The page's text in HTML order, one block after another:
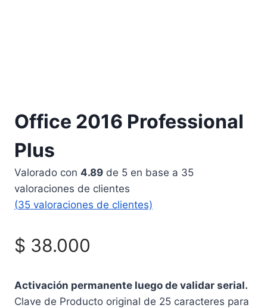
Office 2016 Professional
Plus
Valorado con 4.89 de 5 en base a 35
valoraciones de clientes
(35 valoraciones de clientes)
$ 38.000
Activación permanente luego de validar serial.
Clave de Producto original de 25 caracteres para